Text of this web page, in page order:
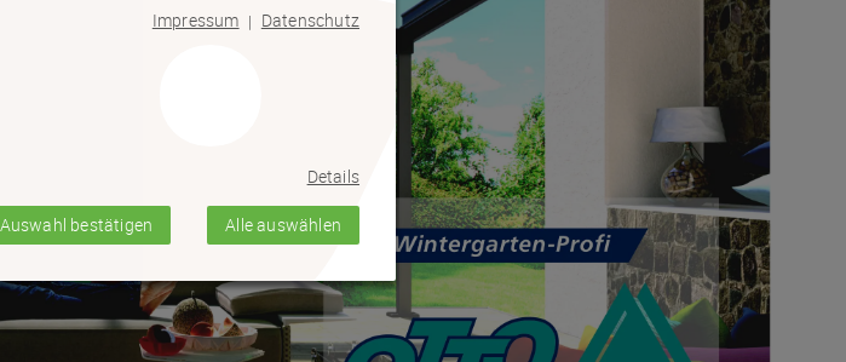
Auswahl bestätigen Alle auswählen
Impressum | Datenschutz
Details